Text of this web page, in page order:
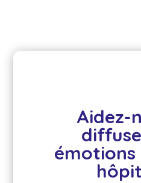
Aidez-
émotions